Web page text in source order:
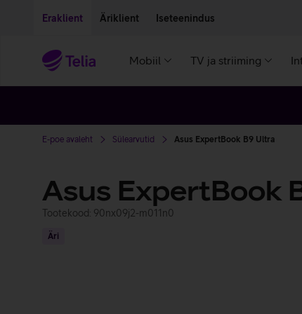
Eraklient Äriklient Iseteenindus
Mobiil TV ja striiming
E-poe avaleht Sülearvutid Asus ExpertBook B9 Ultra
Asus ExpertBook
Tootekood: 90nx09j2-m011n0
Äri